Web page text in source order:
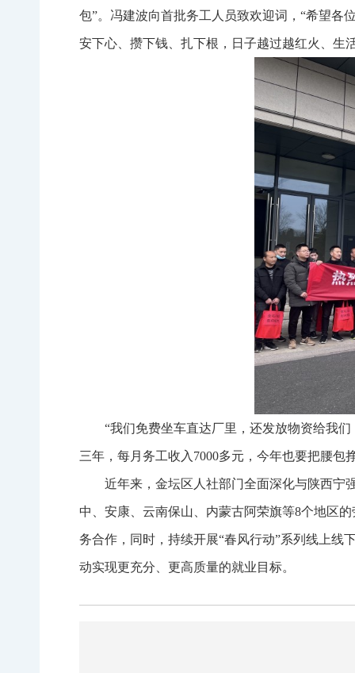
包”。冯建波向首批务工人员致欢迎词，“希望各
安下心、攒下钱、扎下根，日子越过越红火、生
“我们免费坐车直达厂里，还发放物资给我
三年，每月务工收入 7000多元，今年也要把腰包
近年来，金坛区人社部门全面深化与陕西宁
中、安康、云南保山、内蒙古阿荣旗等8个地区的
务合作，同时，持续开展“春风行动”系列线上线
动实现更充分、更高质量的就业目标。